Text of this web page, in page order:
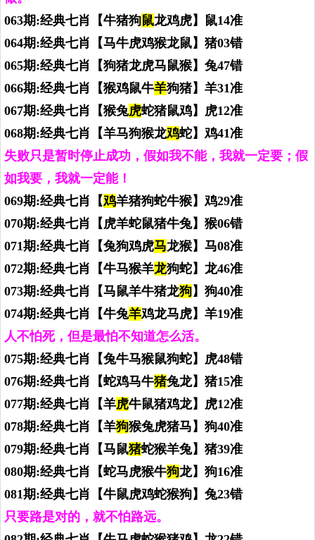
063期:经典七肖【牛猪狗鼠龙鸡虎】鼠14准
064期:经典七肖【马牛虎鸡猴龙鼠】猪03错
065期:经典七肖【狗猪龙虎马鼠猴】兔47错
066期:经典七肖【猴鸡鼠牛羊狗猪】羊31准
067期:经典七肖【猴兔虎蛇猪鼠鸡】虎12准
068期:经典七肖【羊马狗猴龙鸡蛇】鸡41准
失败只是暂时停止成功，假如我不能，我就一定要；假
如我要，我就一定能！
069期:经典七肖【鸡羊猪狗蛇牛猴】鸡29准
070期:经典七肖【虎羊蛇鼠猪牛兔】猴06错
071期:经典七肖【兔狗鸡虎马龙猴】马08准
072期:经典七肖【牛马猴羊龙狗蛇】龙46准
073期:经典七肖【马鼠羊牛猪龙狗】狗40准
074期:经典七肖【牛兔羊鸡龙马虎】羊19准
人不怕死，但是最怕不知道怎么活。
075期:经典七肖【兔牛马猴鼠狗蛇】虎48错
076期:经典七肖【蛇鸡马牛猪兔龙】猪15准
077期:经典七肖【羊虎牛鼠猪鸡龙】虎12准
078期:经典七肖【羊狗猴兔虎猪马】狗40准
079期:经典七肖【马鼠猪蛇猴羊兔】猪39准
080期:经典七肖【蛇马虎猴牛狗龙】狗16准
081期:经典七肖【牛鼠虎鸡蛇猴狗】兔23错
只要路是对的，就不怕路远。